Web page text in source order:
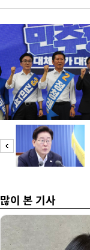
많이 본 기사